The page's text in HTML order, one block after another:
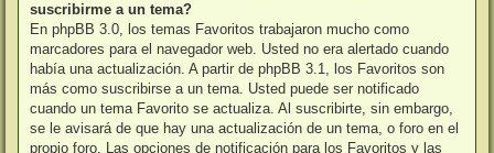
suscribirme a un tema?
En phpBB 3.0, los temas Favoritos trabajaron mucho como
marcadores para el navegador web. Usted no era alertado cuando
había una actualización. A partir de phpBB 3.1, los Favoritos son
más como suscribirse a un tema. Usted puede ser notificado
cuando un tema Favorito se actualiza. Al suscribirte, sin embargo,
se le avisará de que hay una actualización de un tema, o foro en el
propio foro. Las opciones de notificación para los Favoritos y las